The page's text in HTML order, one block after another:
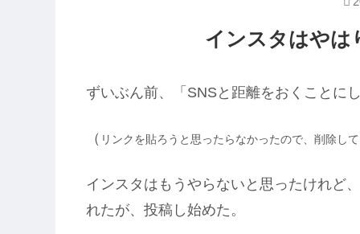
インスタはやは
ずいぶん前、「SNSと距離をおくことに
（ リンクを貼ろうと思ったらなかったので、削除
インスタはもうやらないと思ったけれど
れたが、投稿し始めた。